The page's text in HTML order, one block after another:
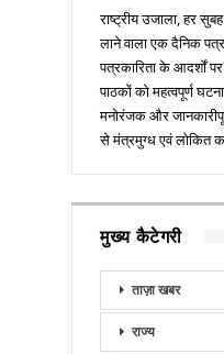
राष्ट्रीय उजाला, हर
लाने वाला एक दैनिक
पत्रकारिता के आदर्शों
पाठकों को महत्वपूर्ण
मनोरंजक और
से मंत्रमुग्ध एवं लोकित
मुख्य कैटेगरी
ताज़ा खबर
राज्य